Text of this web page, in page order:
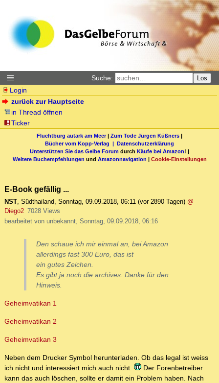
Suche: Los
Login
zurück zur Hauptseite
in Thread öffnen
Ticker
Fluchtburg autark am Meer| Zum Tode Jürgen Küßners |
Bücher vom Kopp-Verlag | Datenschutzerklärung
Unterstützen Sie das Gelbe Forum durch Käufe bei Amazon! |
Weitere Buchempfehlungen und Amazonnavigation | Cookie-Einstellungen
E-Book gefällig ...
NST, Südthailand, Sonntag, 09.09.2018, 06:11 (vor 2890 Tagen) @
Diego2 7028 Views
bearbeitet von unbekannt, Sonntag, 09.09.2018, 06:16
Den schaue ich mir einmal an, bei Amazon
allerdings fast 300 Euro, das ist
ein gutes Zeichen.
Es gibt ja noch die archives. Danke für den
Hinweis.
Geheimvatikan 1
Geheimvatikan 2
Geheimvatikan 3
Neben dem Drucker Symbol herunterladen. Ob das legal ist weiss
ich nicht und interessiert mich auch nicht.
Der Forenbetreiber
kann das auch löschen, sollte er damit ein Problem haben. Nach